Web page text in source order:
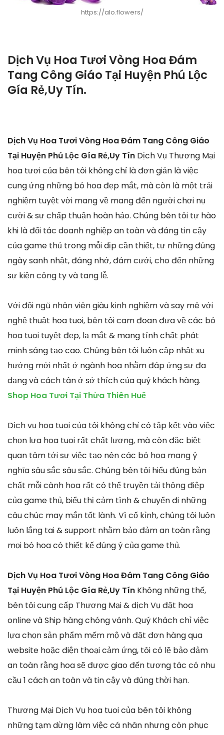
https://alo.flowers/
Dịch Vụ Hoa Tươi Vòng Hoa Đám
Tang Công Giáo Tại Huyện Phú Lộc
Gía Rẻ,Uy Tín.
Dịch Vụ Hoa Tươi Vòng Hoa Đám Tang Công Giáo
Tại Huyện Phú Lộc Gía Rẻ,Uy Tín Dịch Vụ Thương Mại
hoa tươi của bên tôi không chỉ là đơn giản là việc
cung ứng những bó hoa đẹp mắt, mà còn là một trải
nghiệm tuyệt vời mang về mang đến người chơi nụ
cười & sự chấp thuận hoàn hảo. Chúng bên tôi tự hào
khi là đối tác doanh nghiệp an toàn và đáng tin cậy
của game thủ trong mỗi dịp cần thiết, tự những đúng
ngày sanh nhật, đáng nhớ, đám cưới, cho đến những
sự kiện công ty và tang lễ.
Với đội ngũ nhân viên giàu kinh nghiệm và say mê với
nghệ thuật hoa tuoi, bên tôi cam đoan đưa về các bó
hoa tuoi tuyệt đẹp, lạ mắt & mang tính chất phát
minh sáng tạo cao. Chúng bên tôi luôn cập nhật xu
hướng mới nhất ở ngành hoa nhằm đáp ứng sự đa
dạng và cách tân ở sở thích của quý khách hàng.
Shop Hoa Tươi Tại Thừa Thiên Huế
Dịch vụ hoa tuoi của tôi không chỉ có tập kết vào việc
chọn lựa hoa tuoi rất chất lượng, mà còn đặc biệt
quan tâm tới sự việc tạo nên các bó hoa mang ý
nghĩa sâu sắc sâu sắc. Chúng bên tôi hiểu đúng bản
chất mỗi cành hoa rất có thể truyền tải thông điệp
của game thủ, biểu thị cảm tình & chuyển đi những
câu chúc may mắn tốt lành. Vì cố kỉnh, chúng tôi luôn
luôn lắng tai & support nhằm bảo đảm an toàn rằng
mọi bó hoa có thiết kế đúng ý của game thủ.
Dịch Vụ Hoa Tươi Vòng Hoa Đám Tang Công Giáo
Tại Huyện Phú Lộc Gía Rẻ,Uy Tín Không những thế,
bên tôi cung cấp Thương Mại & dịch Vụ đặt hoa
online và Ship hàng chóng vánh. Quý Khách chỉ việc
lựa chọn sản phẩm mếm mộ và đặt đơn hàng qua
website hoặc điện thoại cảm ứng, tôi có lẽ bảo đảm
an toàn rằng hoa sẽ được giao đến tương tác có nhu
cầu 1 cách an toàn và tin cậy và đúng thời hạn.
Thương Mại Dịch Vụ hoa tuoi của bên tôi không
những tạm dừng làm việc cá nhân nhưng còn phục